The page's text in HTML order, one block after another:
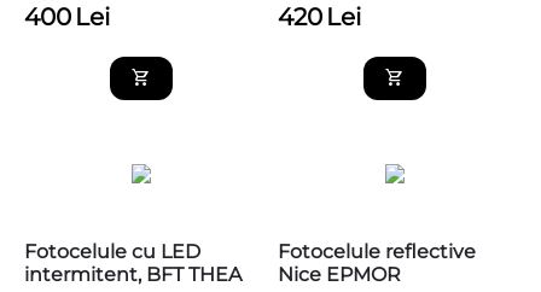
400 Lei 420 Lei
Fotocelule cu LED
intermitent, BFT THEA
Fotocelule reflective
Nice EPMOR